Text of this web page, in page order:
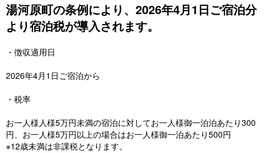
湯河原町の条例により、2026年4月1日ご宿泊分
より宿泊税が導入されます。
・徴収適用日
2026年4月1日ご宿泊から
・税率
お一人様人様5万円未満の宿泊に対してお一人様御一泊泊あたり300
円、お一人様5万円以上の場合はお一人様御一泊あたり500円
※12歳未満は非課税となります。